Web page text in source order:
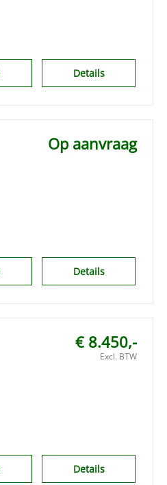
Details
Op aanvraag
Details
€ 8.450,-
Excl. BTW
Details